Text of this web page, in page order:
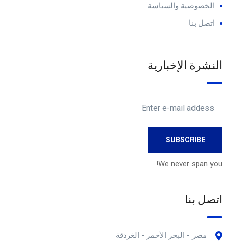
الخصوصية والسياسة
اتصل بنا
النشرة الإخبارية
We never span you!
اتصل بنا
مصر - البحر الأحمر - الغردقة